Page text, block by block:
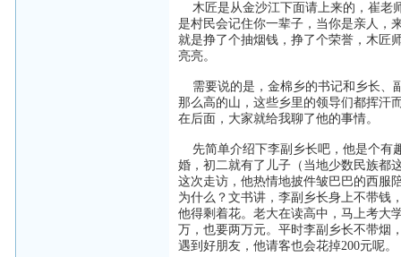
木匠是从金沙江下面请上来的，崔老
是村民会记住你一辈子，当你是亲人，
就是挣了个抽烟钱，挣了个荣誉，木匠
亮亮。
需要说的是，金棉乡的书记和乡长、
那么高的山，这些乡里的领导们都挥汗
在后面，大家就给我聊了他的事情。
先简单介绍下李副乡长吧，他是个有
婚，初二就有了儿子（当地少数民族都
这次走访，他热情地披件皱巴巴的西服
为什么？文书讲，李副乡长身上不带钱
他得剩着花。老大在读高中，马上考大
万，也要两万元。平时李副乡长不带烟
遇到好朋友，他请客也会花掉200元呢。